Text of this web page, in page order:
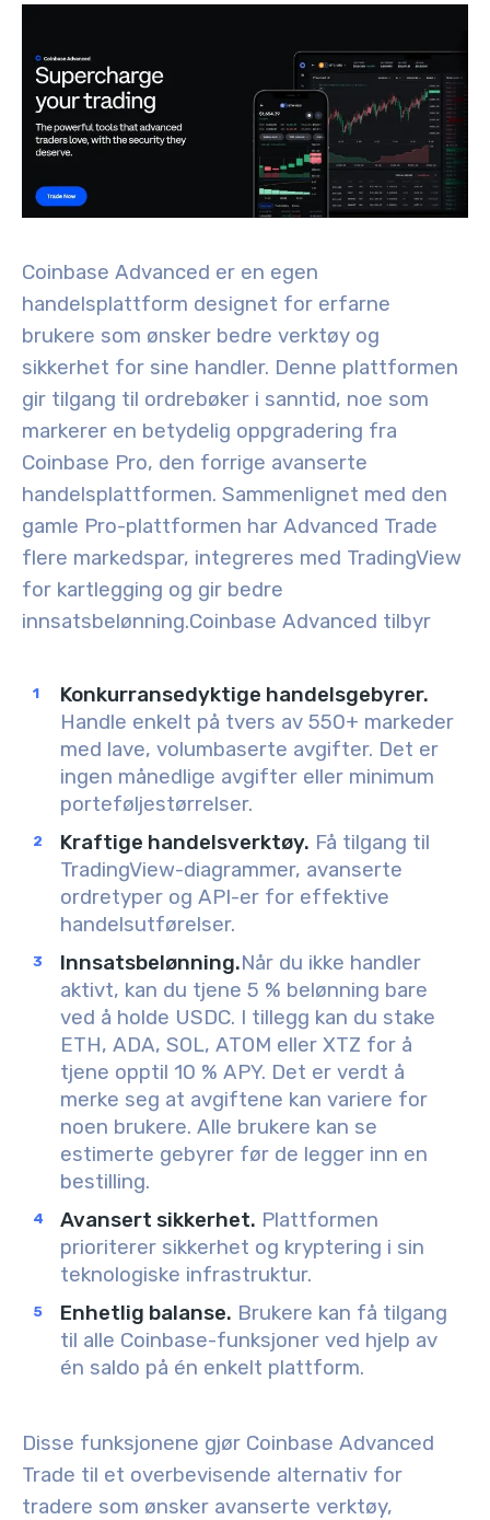
Coinbase Advanced er en egen
handelsplattform designet for erfarne
brukere som ønsker bedre verktøy og
sikkerhet for sine handler. Denne plattformen
gir tilgang til ordrebøker i sanntid, noe som
markerer en betydelig oppgradering fra
Coinbase Pro, den forrige avanserte
handelsplattformen. Sammenlignet med den
gamle Pro-plattformen har Advanced Trade
flere markedspar, integreres med TradingView
for kartlegging og gir bedre
innsatsbelønning.Coinbase Advanced tilbyr
Konkurransedyktige handelsgebyrer.
Handle enkelt på tvers av 550+ markeder
med lave, volumbaserte avgifter. Det er
ingen månedlige avgifter eller minimum
porteføljestørrelser.
Kraftige handelsverktøy. Få tilgang til
TradingView-diagrammer, avanserte
ordretyper og API-er for effektive
handelsutførelser.
Innsatsbelønning.Når du ikke handler
aktivt, kan du tjene 5 % belønning bare
ved å holde USDC. I tillegg kan du stake
ETH, ADA, SOL, ATOM eller XTZ for å
tjene opptil 10 % APY. Det er verdt å
merke seg at avgiftene kan variere for
noen brukere. Alle brukere kan se
estimerte gebyrer før de legger inn en
bestilling.
Avansert sikkerhet. Plattformen
prioriterer sikkerhet og kryptering i sin
teknologiske infrastruktur.
Enhetlig balanse. Brukere kan få tilgang
til alle Coinbase-funksjoner ved hjelp av
én saldo på én enkelt plattform.
Disse funksjonene gjør Coinbase Advanced
Trade til et overbevisende alternativ for
tradere som ønsker avanserte verktøy,